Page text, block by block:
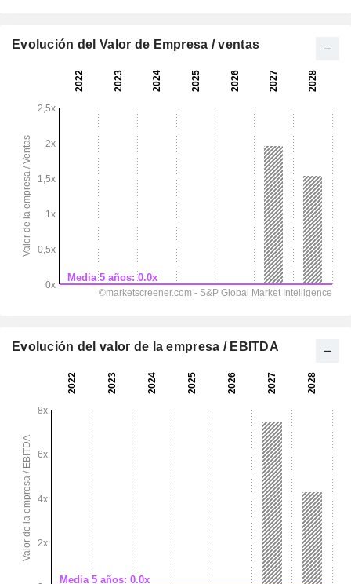
Evolución del Valor de Empresa / ventas
Evolución del valor de la empresa / EBITDA